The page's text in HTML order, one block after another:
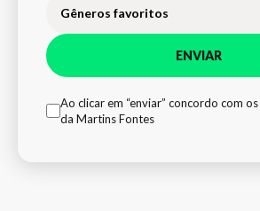
Gêneros favoritos
ENVIAR
Ao clicar em “enviar” concordo com os
da Martins Fontes